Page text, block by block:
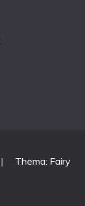
|
Thema: Fairy